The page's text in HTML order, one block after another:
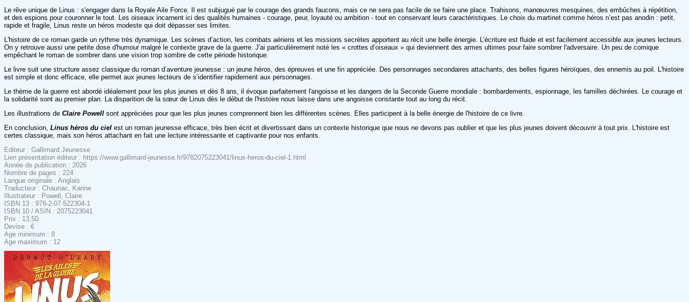
Le rêve unique de Linus : s'engager dans la Royale Aile Force. Il est subjugué par le courage des grands faucons, mais ce ne sera pas facile de se faire une place. Trahisons, manœuvres mesquines, des embûches à répétition,
et des espions pour couronner le tout. Les oiseaux incarnent ici des qualités humaines - courage, peur, loyauté ou ambition - tout en conservant leurs caractéristiques. Le choix du martinet comme héros n’est pas anodin : petit,
rapide et fragile, Linus reste un héros modeste qui doit dépasser ses limites.
L'histoire de ce roman garde un rythme très dynamique. Les scènes d’action, les combats aériens et les missions secrètes apportent au récit une belle énergie. L’écriture est fluide et est facilement accessible aux jeunes lecteurs.
On y retrouve aussi une petite dose d'humour malgré le contexte grave de la guerre. J'ai particulièrement noté les « crottes d’oiseaux » qui deviennent des armes ultimes pour faire sombrer l'adversaire. Un peu de comique
empêchant le roman de sombrer dans une vision trop sombre de cette période historique.
Le livre suit une structure assez classique du roman d’aventure jeunesse : un jeune héros, des épreuves et une fin appréciée. Des personnages secondaires attachants, des belles figures héroïques, des ennemis au poil. L'histoire
est simple et donc efficace, elle permet aux jeunes lecteurs de s’identifier rapidement aux personnages.
Le thème de la guerre est abordé idéalement pour les plus jeunes et dès 8 ans, il évoque parfaitement l'angoisse et les dangers de la Seconde Guerre mondiale : bombardements, espionnage, les familles déchirées. Le courage et
la solidarité sont au premier plan. La disparition de la sœur de Linus dès le début de l'histoire nous laisse dans une angoisse constante tout au long du récit.
Les illustrations de Claire Powell sont appréciées pour que les plus jeunes comprennent bien les différentes scènes. Elles participent à la belle énergie de l'histoire de ce livre.
En conclusion, Linus héros du ciel est un roman jeunesse efficace, très bien écrit et divertissant dans un contexte historique que nous ne devons pas oublier et que les plus jeunes doivent découvrir à tout prix. L'histoire est
certes classique, mais son héros attachant en fait une lecture intéressante et captivante pour nos enfants.
Editeur : Gallimard Jeunesse
Lien présentation éditeur : https://www.gallimard-jeunesse.fr/9782075223041/linus-heros-du-ciel-1.html
Année de publication : 2026
Nombre de pages : 224
Langue originale : Anglais
Traducteur : Chaunac, Karine
Illustrateur : Powell, Claire
ISBN 13 : 978-2-07-522304-1
ISBN 10 / ASIN : 2075223041
Prix : 13,50
Devise : €
Age minimum : 8
Age maximum : 12